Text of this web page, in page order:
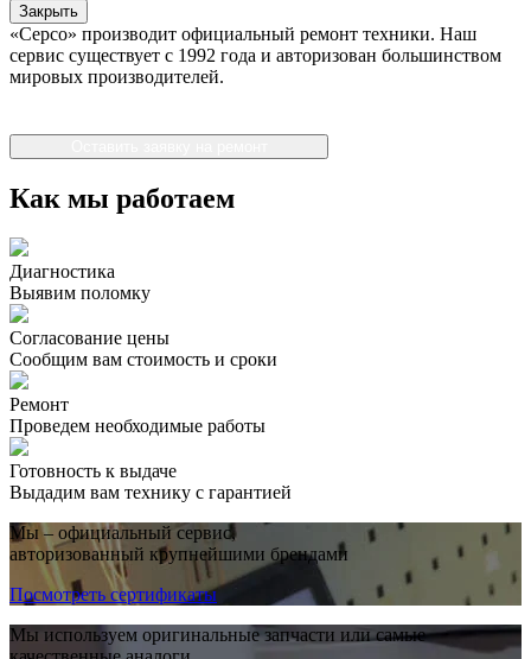
Закрыть
«Серсо» производит официальный ремонт техники. Наш
сервис существует с 1992 года и авторизован большинством
мировых производителей.
Как мы работаем
Диагностика
Выявим поломку
Согласование цены
Сообщим вам стоимость и сроки
Ремонт
Проведем необходимые работы
Готовность к выдаче
Выдадим вам технику с гарантией
Мы – официальный сервис,
авторизованный крупнейшими брендами
Посмотреть сертификаты
Мы используем оригинальные запчасти или самые